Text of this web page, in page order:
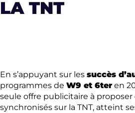
LA TNT
En s’appuyant sur les succès
programmes de W9 et 6ter en
seule offre publicitaire à proposer
synchronisés sur la TNT, atteint